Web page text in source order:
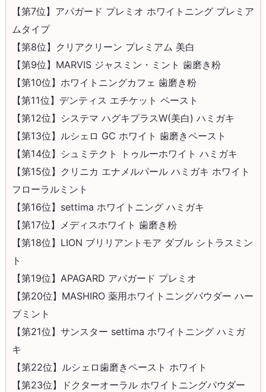
【第7位】アパガード プレミオ ホワイトニング プレミア
ムタイプ
【第8位】クリアクリーン プレミアム 美白
【第9位】MARVIS ジャスミン・ミント 歯磨き粉
【第10位】ホワイトニングカフェ 歯磨き粉
【第11位】デンティス エチケット ペースト
【第12位】システマ ハグキプラスW(美白) ハミガキ
【第13位】ルシェロ GC ホワイト 歯磨きペースト
【第14位】シュミテクト トゥルーホワイト ハミガキ
【第15位】クリニカ エナメルパール ハミガキ ホワイト
フローラルミント
【第16位】settima ホワイトニング ハミガキ
【第17位】メディスホワイト 歯磨き粉
【第18位】LION ブリリアントモア ダブル シトラスミン
ト
【第19位】APAGARD アパガード プレミオ
【第20位】MASHIRO 薬用ホワイトニングパウダー ハー
ブミント
【第21位】サンスター settima ホワイトニング ハミガ
キ
【第22位】ルシェロ歯磨きペースト ホワイト
【第23位】ドクターオーラル ホワイトニングパウダー